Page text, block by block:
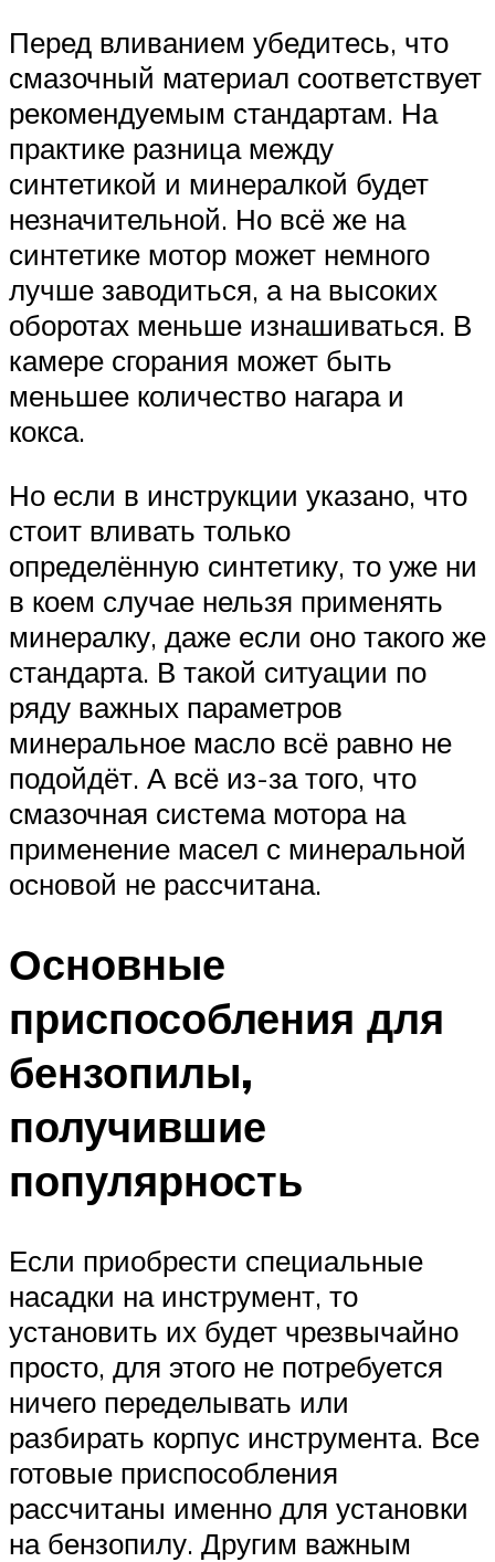
Перед вливанием убедитесь, что
смазочный материал соответствует
рекомендуемым стандартам. На
практике разница между
синтетикой и минералкой будет
незначительной. Но всё же на
синтетике мотор может немного
лучше заводиться, а на высоких
оборотах меньше изнашиваться. В
камере сгорания может быть
меньшее количество нагара и
кокса.
Но если в инструкции указано, что
стоит вливать только
определённую синтетику, то уже ни
в коем случае нельзя применять
минералку, даже если оно такого же
стандарта. В такой ситуации по
ряду важных параметров
минеральное масло всё равно не
подойдёт. А всё из-за того, что
смазочная система мотора на
применение масел с минеральной
основой не рассчитана.
Основные
приспособления для
бензопилы,
получившие
популярность
Если приобрести специальные
насадки на инструмент, то
установить их будет чрезвычайно
просто, для этого не потребуется
ничего переделывать или
разбирать корпус инструмента. Все
готовые приспособления
рассчитаны именно для установки
на бензопилу. Другим важным